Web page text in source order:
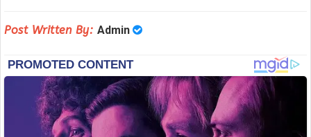
Post Written By: Admin